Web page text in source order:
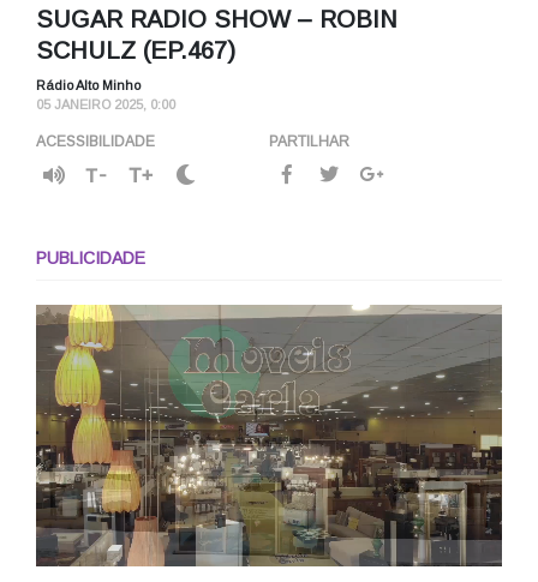
SUGAR RADIO SHOW – ROBIN
SCHULZ (EP.467)
Rádio Alto Minho
05 JANEIRO 2025, 0:00
ACESSIBILIDADE
T- T+
PARTILHAR
PUBLICIDADE